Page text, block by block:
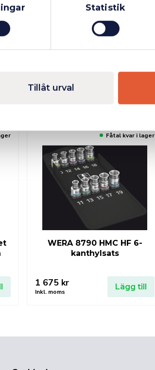
Statistik
Tillåt urval
Lägg till
Fåtal kvar i lager
WERA 8790 HMC HF 6-
kanthylsats
1 675 kr
Inkl. moms
Lägg till